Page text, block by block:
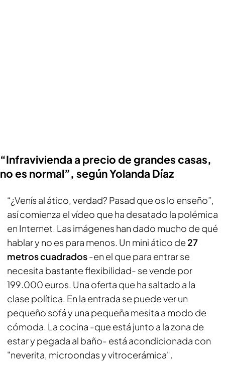
“Infravivienda a precio de grandes casas,
no es normal”, según Yolanda Díaz
“¿Venís al ático, verdad? Pasad que os lo enseño”,
así comienza el vídeo que ha desatado la polémica
en Internet. Las imágenes han dado mucho de qué
hablar y no es para menos. Un mini ático de 27
metros cuadrados-en el que para entrar se
necesita bastante flexibilidad- se vende por
199.000 euros. Una oferta que ha saltado a la
clase política. En la entrada se puede ver un
pequeño sofá y una pequeña mesita a modo de
cómoda. La cocina -que está junto a la zona de
estar y pegada al baño- está acondicionada con
"neverita, microondas y vitrocerámica".